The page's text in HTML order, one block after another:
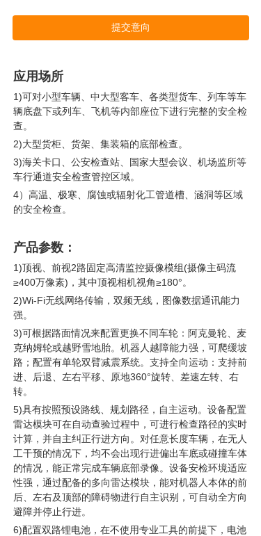
提交意向
应用场所
1)可对小型车辆、中大型客车、各类型货车、列车等车
辆底盘下或列车、飞机等内部座位下进行完整的安全检
查。
2)大型货柜、货架、集装箱的底部检查。
3)海关卡口、公安检查站、国家大型会议、机场监所等
车行通道安全检查管控区域。
4）高温、极寒、腐蚀或辐射化工管道槽、涵洞等区域
的安全检查。
产品参数：
1)顶视、前视2路固定高清监控摄像模组(摄像主码流
≥400万像素)，其中顶视相机视角≥180°。
2)Wi-Fi无线网络传输，双频无线，图像数据通讯能力
强。
3)可根据路面情况来配置更换不同车轮：阿克曼轮、麦
克纳姆轮或越野雪地胎。机器人越障能力强，可爬缓坡
路；配置有单轮双臂减震系统。支持全向运动：支持前
进、后退、左右平移、原地360°旋转、差速左转、右
转。
5)具有按照预设路线、规划路径，自主运动。设备配置
雷达模块可在自动查验过程中，可进行检查路径的实时
计算，并自主纠正行进方向。对任意长度车辆，在无人
工干预的情况下，均不会出现行进偏出车底或碰撞车体
的情况，能正常完成车辆底部录像。设备安检环境适应
性强，通过配备的多向雷达模块，能对机器人本体的前
后、左右及顶部的障碍物进行自主识别，可自动全方向
避障并停止行进。
6)配置双路锂电池，在不使用专业工具的前提下，电池